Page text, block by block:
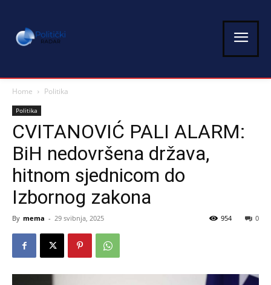
Home Politika
Politika
CVITANOVIĆ PALI ALARM:
BiH nedovršena država,
hitnom sjednicom do
Izbornog zakona
By mema - 29 svibnja, 2025 0
954